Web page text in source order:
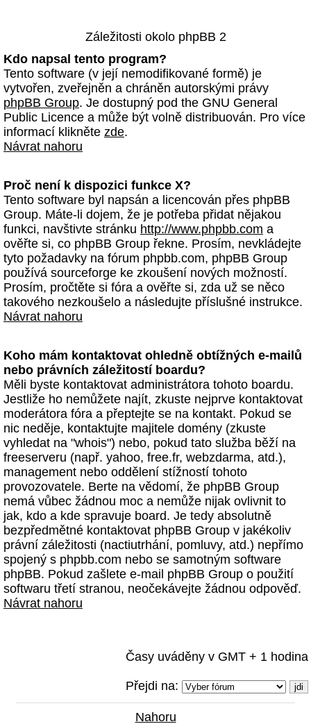
Záležitosti okolo phpBB 2
Kdo napsal tento program?
Tento software (v její nemodifikované formě) je
vytvořen, zveřejněn a chráněn autorskými právy
phpBB Group. Je dostupný pod the GNU General
Public Licence a může být volně distribuován. Pro více
informací klikněte zde.
Návrat nahoru
Proč není k dispozici funkce X?
Tento software byl napsán a licencován přes phpBB
Group. Máte-li dojem, že je potřeba přidat nějakou
funkci, navštivte stránku http://www.phpbb.com a
ověřte si, co phpBB Group řekne. Prosím, nevkládejte
tyto požadavky na fórum phpbb.com, phpBB Group
používá sourceforge ke zkoušení nových možností.
Prosím, pročtěte si fóra a ověřte si, zda už se něco
takového nezkoušelo a následujte příslušné instrukce.
Návrat nahoru
Koho mám kontaktovat ohledně obtížných e-mailů
nebo právních záležitostí boardu?
Měli byste kontaktovat administrátora tohoto boardu.
Jestliže ho nemůžete najít, zkuste nejprve kontaktovat
moderátora fóra a přeptejte se na kontakt. Pokud se
nic neděje, kontaktujte majitele domény (zkuste
vyhledat na "whois") nebo, pokud tato služba běží na
freeserveru (např. yahoo, free.fr, webzdarma, atd.),
management nebo oddělení stížností tohoto
provozovatele. Berte na vědomí, že phpBB Group
nemá vůbec žádnou moc a nemůže nijak ovlivnit to
jak, kdo a kde spravuje board. Je tedy absolutně
bezpředmětné kontaktovat phpBB Group v jakékoliv
právní záležitosti (nactiutrhání, pomluvy, atd.) nepřímo
spojený s phpbb.com nebo se samotným software
phpBB. Pokud zašlete e-mail phpBB Group o použití
softwaru třetí stranou, neočekávejte žádnou odpověď.
Návrat nahoru
Časy uváděny v GMT + 1 hodina
Přejdi na:
Nahoru